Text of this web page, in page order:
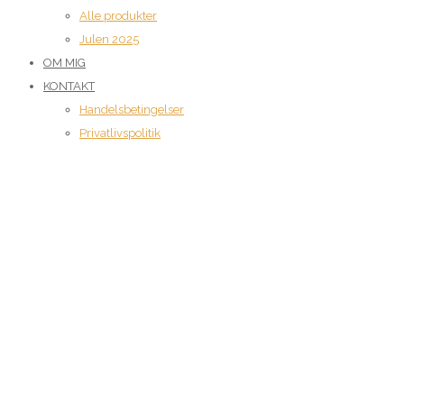
Alle produkter
Julen 2025
OM MIG
KONTAKT
Handelsbetingelser
Privatlivspolitik